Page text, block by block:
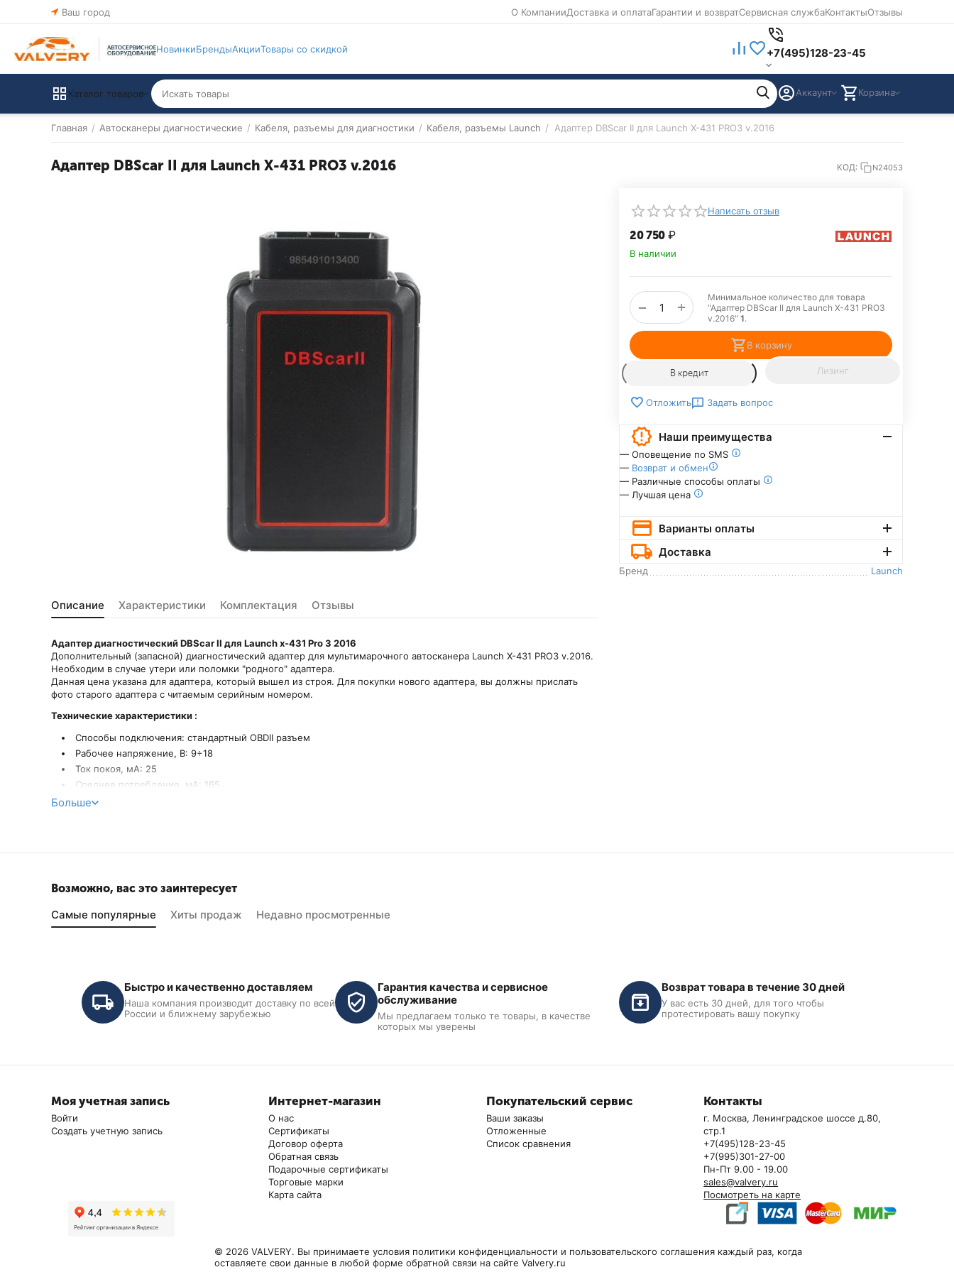
Ваш город О КомпанииДоставка и оплатаГарантии и возвратСервисная службаКонтактыОтзывы
НовинкиБрендыАкцииТовары со скидкой +7(495)128-23-45
Каталог товаров Аккаунт Корзина
Главная / Автосканеры диагностические / Кабеля, разъемы для диагностики / Кабеля, разъемы Launch / Адаптер DBScar II для Launch X-431 PRO3 v.2016
Адаптер DBScar II для Launch X-431 PRO3 v.2016 КОД: N24053
Написать отзыв
20 750 ₽
В наличии
+
−
Минимальное количество для товара
"Адаптер DBScar II для Launch X-431 PRO3
v.2016" 1.
В корзину
В кредит Лизинг
Отложить Задать вопрос
Наши преимущества
— Оповещение по SMS
— Возврат и обмен
— Различные способы оплаты
— Лучшая цена
Варианты оплаты
Доставка
Бренд Launch
Описание Характеристики Комплектация Отзывы
Адаптер диагностический DBScar II для Launch х-431 Pro 3 2016
Дополнительный (запасной) диагностический адаптер для мультимарочного автосканера Launch X-431 PRO3 v.2016.
Необходим в случае утери или поломки "родного" адаптера.
Данная цена указана для адаптера, который вышел из строя. Для покупки нового адаптера, вы должны прислать
фото старого адаптера с читаемым серийным номером.
Технические характеристики :
Способы подключения: стандартный OBDII разъем
Рабочее напряжение, В: 9÷18
Ток покоя, мА: 25
Среднее потребление, мА: 165
Рабочая температура, ℃: -10÷50
Больше
Возможно, вас это заинтересует
Самые популярные
Хиты продаж Недавно просмотренные
Быстро и качественно доставляем
Наша компания производит доставку по всей
России и ближнему зарубежью
Гарантия качества и сервисное
обслуживание
Мы предлагаем только те товары, в качестве
которых мы уверены
Возврат товара в течение 30 дней
У вас есть 30 дней, для того чтобы
протестировать вашу покупку
Моя учетная запись
Войти
Создать учетную запись
Интернет-магазин
О нас
Сертификаты
Договор оферта
Обратная связь
Подарочные сертификаты
Торговые марки
Карта сайта
Покупательский сервис
Ваши заказы
Отложенные
Список сравнения
Контакты
г. Москва, Ленинградское шоссе д.80,
стр.1
+7(495)128-23-45
+7(995)301-27-00
Пн-Пт 9.00 - 19.00
sales@valvery.ru
Посмотреть на карте
© 2026 VALVERY. Вы принимаете условия политики конфиденциальности и пользовательского соглашения каждый раз, когда
оставляете свои данные в любой форме обратной связи на сайте Valvery.ru